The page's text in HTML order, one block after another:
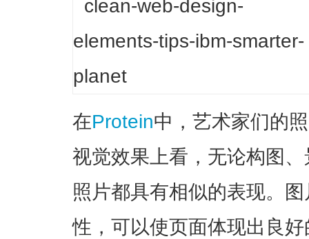
在Protein中，艺术家们的
视觉效果上看，无论构图
照片都具有相似的表现。
性，可以使页面体现出良